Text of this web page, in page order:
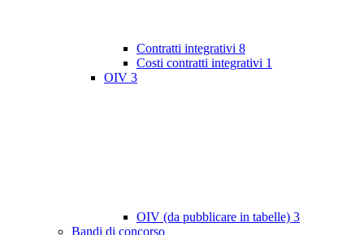
Contratti integrativi 8
Costi contratti integrativi 1
OIV 3
OIV (da pubblicare in tabelle) 3
Bandi di concorso